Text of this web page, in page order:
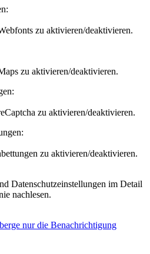
zu aktivieren/deaktivieren.
zu aktivieren/deaktivieren.
zu aktivieren/deaktivieren.
zu aktivieren/deaktivieren.
Datenschutzeinstellungen im Detail
nachlesen.
nur die Benachrichtigung